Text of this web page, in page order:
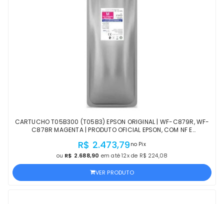
CARTUCHO T05B300 (T05B3) EPSON ORIGINAL | WF-C879R, WF-
C878R MAGENTA | PRODUTO OFICIAL EPSON, COM NF E
R$ 2.473,79 no Pix
ou R$ 2.688,90 em até 12x de R$ 224,08
VER PRODUTO